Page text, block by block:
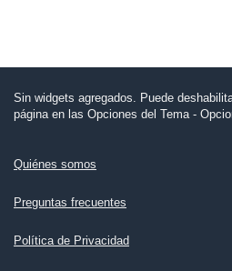
Sin widgets agregados. Puede
página en las Opciones del Tema -
Quiénes somos
Preguntas frecuentes
Política de Privacidad